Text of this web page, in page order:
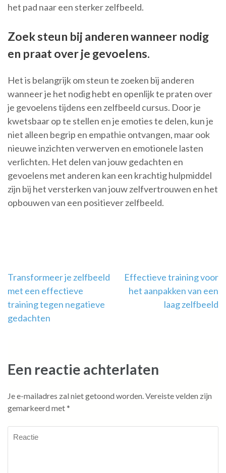
het pad naar een sterker zelfbeeld.
Zoek steun bij anderen wanneer nodig
en praat over je gevoelens.
Het is belangrijk om steun te zoeken bij anderen
wanneer je het nodig hebt en openlijk te praten over
je gevoelens tijdens een zelfbeeld cursus. Door je
kwetsbaar op te stellen en je emoties te delen, kun je
niet alleen begrip en empathie ontvangen, maar ook
nieuwe inzichten verwerven en emotionele lasten
verlichten. Het delen van jouw gedachten en
gevoelens met anderen kan een krachtig hulpmiddel
zijn bij het versterken van jouw zelfvertrouwen en het
opbouwen van een positiever zelfbeeld.
Berichtnavigatie
Transformeer je zelfbeeld
met een effectieve
training tegen negatieve
gedachten
Effectieve training voor
het aanpakken van een
laag zelfbeeld
Een reactie achterlaten
Je e-mailadres zal niet getoond worden.Vereiste velden zijn
gemarkeerd met*